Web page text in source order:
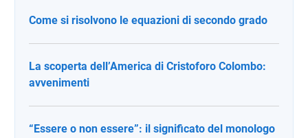
Come si risolvono le equazioni di secondo grado
La scoperta dell’America di Cristoforo Colombo:
avvenimenti
“Essere o non essere”: il significato del monologo